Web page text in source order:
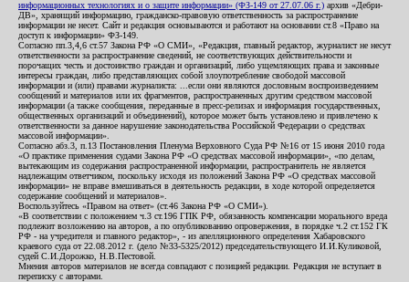
информационных технологиях и о защите информации» (ФЗ-149 от 27.07.06 г.) архив «Дебри-
ДВ», хранящий информацию, гражданско-правовую ответственность за распространение
информации не несет. Сайт и редакция основываются и работают на основании ст.8 «Право на
доступ к информации» ФЗ-149.
Согласно пп.3,4,6 ст.57 Закона РФ «О СМИ», «Редакция, главный редактор, журналист не несут
ответственности за распространение сведений, не соответствующих действительности и
порочащих честь и достоинство граждан и организаций, либо ущемляющих права и законные
интересы граждан, либо представляющих собой злоупотребление свободой массовой
информации и (или) правами журналиста: ...если они являются дословным воспроизведением
сообщений и материалов или их фрагментов, распространенных другим средством массовой
информации (а также сообщения, переданные в пресс-релизах и информация государственных,
общественных организаций и объединений), которое может быть установлено и привлечено к
ответственности за данное нарушение законодательства Российской Федерации о средствах
массовой информации».
Согласно абз.3, п.13 Постановления Пленума Верховного Суда РФ №16 от 15 июня 2010 года
«О практике применения судами Закона РФ «О средствах массовой информации», «по делам,
вытекающим из содержания распространенной информации, распространитель не является
надлежащим ответчиком, поскольку исходя из положений Закона РФ «О средствах массовой
информации» не вправе вмешиваться в деятельность редакции, в ходе которой определяется
содержание сообщений и материалов».
Воспользуйтесь «Правом на ответ» (ст.46 Закона РФ «О СМИ»).
«В соответствии с положением ч.3 ст.196 ГПК РФ, обязанность компенсации морального вреда
подлежит возложению на авторов, а по опубликованию опровержения, в порядке ч.2 ст.152 ГК
РФ - на учредителя и главного редактор», - из апелляционного определения Хабаровского
краевого суда от 22.08.2012 г. (дело №33-5325/2012) председательствующего И.И.Куликовой,
судей С.И.Дорожко, Н.В.Пестовой.
Мнения авторов материалов не всегда совпадают с позицией редакции. Редакция не вступает в
переписку с авторами.